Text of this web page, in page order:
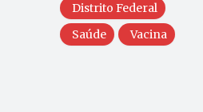
Distrito Federal
Saúde
Vacina